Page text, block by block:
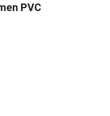
PVC